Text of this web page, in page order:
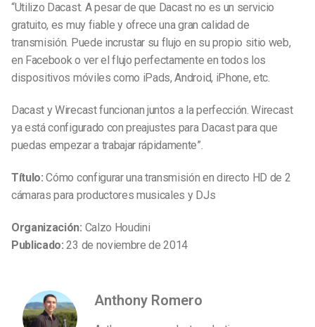
“Utilizo Dacast. A pesar de que Dacast no es un servicio
gratuito, es muy fiable y ofrece una gran calidad de
transmisión. Puede incrustar su flujo en su propio sitio web,
en Facebook o ver el flujo perfectamente en todos los
dispositivos móviles como iPads, Android, iPhone, etc.
Dacast y Wirecast funcionan juntos a la perfección. Wirecast
ya está configurado con preajustes para Dacast para que
puedas empezar a trabajar rápidamente”.
Título: Cómo configurar una transmisión en directo HD de 2
cámaras para productores musicales y DJs
Organización: Calzo Houdini
Publicado: 23 de noviembre de 2014
Anthony Romero